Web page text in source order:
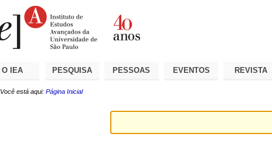
O IEA PESQUISA PESSOAS EVENTOS REVISTA
Você está aqui: Página Inicial